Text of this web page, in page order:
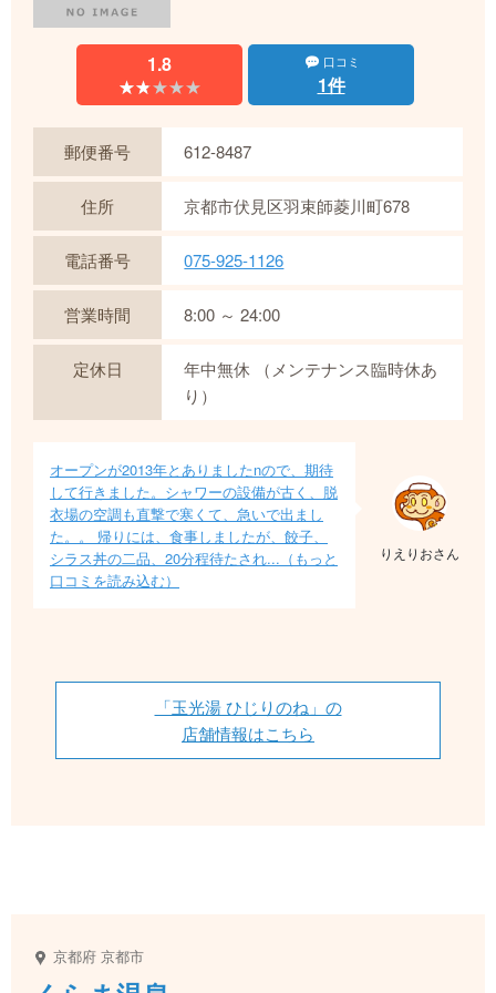
1.8
★★★★★
★★★★★
口コミ
1件
郵便番号 612-8487
住所 京都市伏見区羽束師菱川町678
電話番号 075-925-1126
営業時間 8:00 ～ 24:00
定休日
年中無休 （メンテナンス臨時休あ
り）
オープンが2013年とありましたnので、期待
して行きました。シャワーの設備が古く、脱
衣場の空調も直撃で寒くて、急いで出まし
た。。 帰りには、食事しましたが、餃子、
シラス丼の二品、20分程待たされ...（もっと
口コミを読み込む）
りえりおさん
「玉光湯 ひじりのね」の
店舗情報はこちら
京都府 京都市